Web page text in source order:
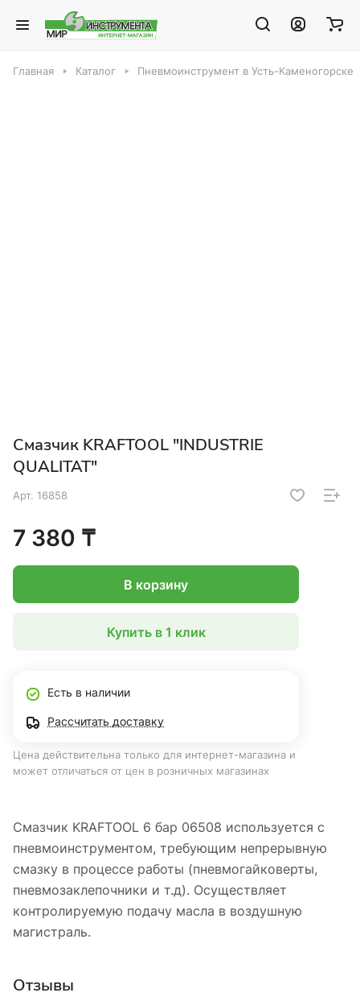
Главная Каталог Пневмоинструмент в Усть-Каменогорске
Смазчик KRAFTOOL "INDUSTRIE
QUALITAT"
Арт. 16858
7 380 ₸
В корзину
Купить в 1 клик
Есть в наличии
Рассчитать доставку
Цена действительна только для интернет-магазина и
может отличаться от цен в розничных магазинах
Смазчик KRAFTOOL 6 бар 06508 используется с
пневмоинструментом, требующим непрерывную
смазку в процессе работы (пневмогайковерты,
пневмозаклепочники и т.д). Осуществляет
контролируемую подачу масла в воздушную
магистраль.
Отзывы